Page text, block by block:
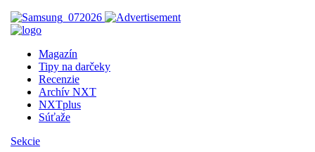
Magazín
Tipy na darčeky
Recenzie
Archív NXT
NXTplus
Súťaže
Sekcie